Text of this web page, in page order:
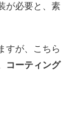
が必要と、素
すが、こちら
コーティング